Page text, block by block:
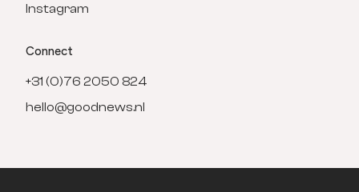
Instagram
Connect
+31 (0)76 2050 824
hello@goodnews.nl